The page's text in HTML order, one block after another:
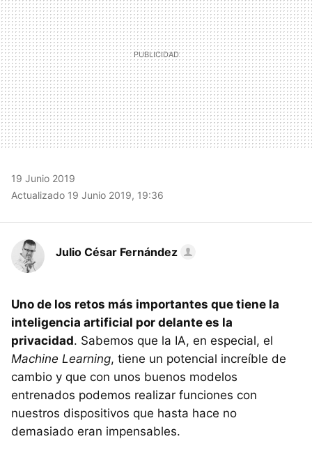
19 Junio 2019
Actualizado 19 Junio 2019, 19:36
Julio César Fernández
Uno de los retos más importantes que tiene la
inteligencia artificial por delante es la
privacidad. Sabemos que la IA, en especial, el
Machine Learning, tiene un potencial increíble de
cambio y que con unos buenos modelos
entrenados podemos realizar funciones con
nuestros dispositivos que hasta hace no
demasiado eran impensables.